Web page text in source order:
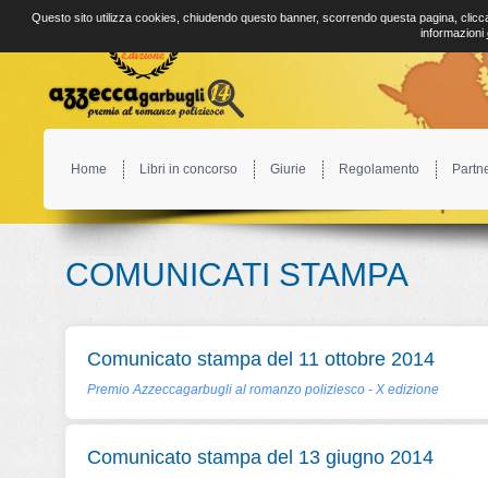
Home Libri in concorso Giurie Regolamento
COMUNICATI STAMPA
Comunicato stampa del 11 ottobre 2014
Premio Azzeccagarbugli al romanzo poliziesco - X edizione
Comunicato stampa del 13 giugno 2014
Questo sito utilizza cookies, chiudendo questo banner, scorrendo questa pagina,
informazioni